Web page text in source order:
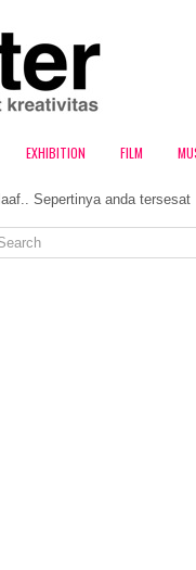
EXHIBITION FILM
Sepertinya anda tersesat